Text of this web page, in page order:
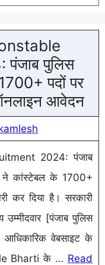
पुलिस
पदों पर
आवेदन
2024: पंजाब
ने कांस्टेबल के 1700+
कर दिया है। सरकारी
[पंजाब पुलिस
वेबसाइट के
Bharti के … Read